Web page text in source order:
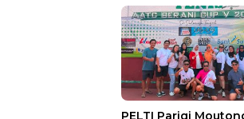
PELTI Parigi